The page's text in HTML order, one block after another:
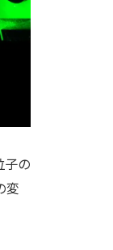
子の
変